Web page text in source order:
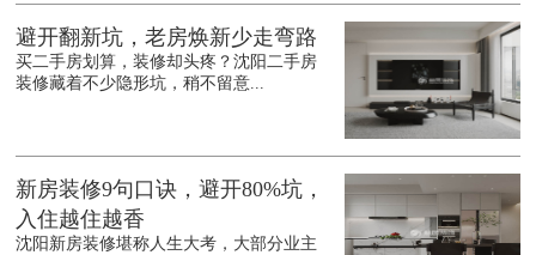
避开翻新坑，老房焕新少走弯路
买二手房划算，装修却头疼？沈阳二手房
装修藏着不少隐形坑，稍不留意...
新房装修9句口诀，避开80%坑，
入住越住越香
沈阳新房装修堪称人生大考，大部分业主